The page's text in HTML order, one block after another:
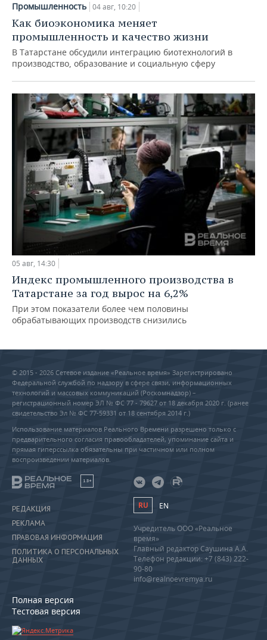
Промышленность 04 авг, 10:20
Как биоэкономика меняет
промышленность и качество жизни
В Татарстане обсудили интеграцию биотехнологий в
производство, образование и социальную сферу
05 авг, 14:30
Индекс промышленного производства в
Татарстане за год вырос на 6,2%
При этом показатели более чем половины
обрабатывающих производств снизились
© 2015 - 2026 Сетевое издание «Реальное время» Зарегистрировано
Федеральной службой по надзору в сфере связи, информационных
технологий и массовых коммуникаций (Роскомнадзор) –
регистрационный номер ЭЛ № ФС 77 - 79627 от 18 декабря 2020 г. (ранее
свидетельство Эл № ФС 77-59331 от 18 сентября 2014 г.)
Использование материалов Реального Времени разрешено только с
предварительного согласия правообладателей, упоминание сайта и
прямая гиперссылка обязательны при частичном или полном
воспроизведении материалов.
18+
РЕДАКЦИЯ
РЕКЛАМА
ПРАВОВАЯ ИНФОРМАЦИЯ
ПОЛИТИКА О ПЕРСОНАЛЬНЫХ
ДАННЫХ
Полная версия
Тестовая версия
RU EN
Учредитель ООО «Реальное
время»
Главный редактор Саушина А.А.
Телефон редакции: +7 (843) 222-
90-80
info@realnoevremya.ru